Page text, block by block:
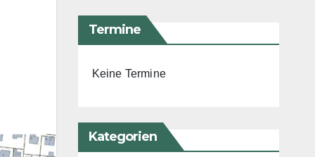
Termine
Keine Termine
Kategorien